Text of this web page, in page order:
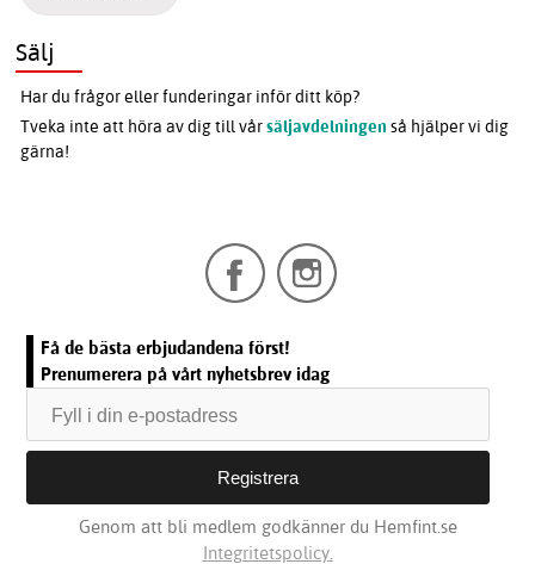
Sälj
Har du frågor eller funderingar inför ditt köp?
Tveka inte att höra av dig till vårsäljavdelningen så hjälper vi dig
gärna!
Få de bästa erbjudandena först!
Prenumerera på vårt nyhetsbrev idag
Genom att bli medlem godkänner du Hemfint.se
Integritetspolicy.